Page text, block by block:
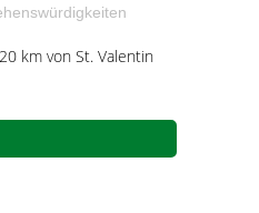
km von St. Valentin